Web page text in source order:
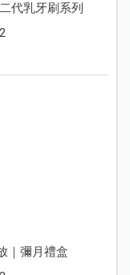
代乳牙刷系列
｜彌月禮盒